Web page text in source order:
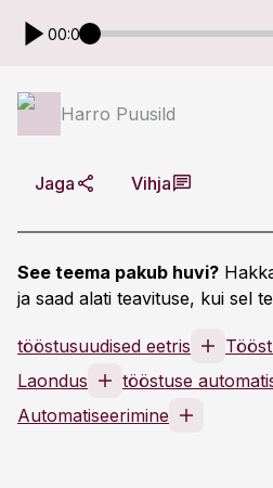
00:00
Harro Puusild
Jaga Vihja
See teema pakub huvi?
ja saad alati teavituse, kui sel
tööstusuudised eetris
Laondus
tööstuse
Automatiseerimine